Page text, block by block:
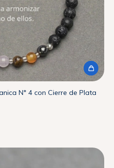
N° 4 con Cierre de Plata